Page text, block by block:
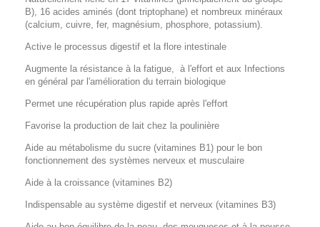
B), 16 acides aminés (dont triptophane) et nombreux minéraux
(calcium, cuivre, fer, magnésium, phosphore, potassium).
Active le processus digestif et la flore intestinale
Augmente la résistance à la fatigue, à l'effort et aux Infections
en général par l'amélioration du terrain biologique
Permet une récupération plus rapide après l'effort
Favorise la production de lait chez la poulinière
Aide au métabolisme du sucre (vitamines B1) pour le bon
fonctionnement des systèmes nerveux et musculaire
Aide à la croissance (vitamines B2)
Indispensable au système digestif et nerveux (vitamines B3)